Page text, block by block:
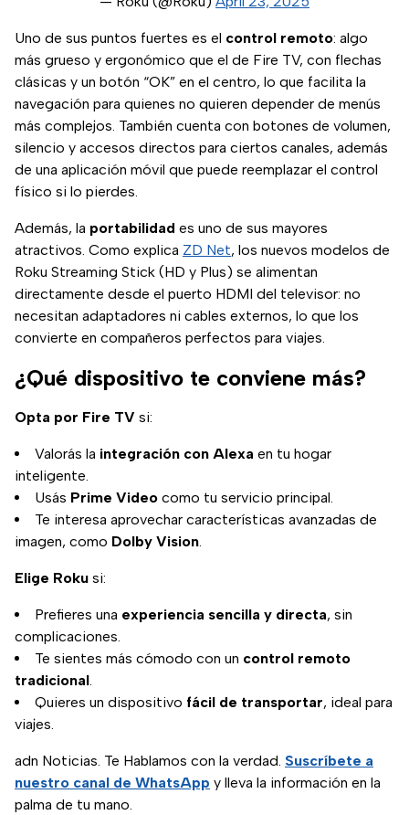
Uno de sus puntos fuertes es el control remoto: algo
más grueso y ergonómico que el de Fire TV, con flechas
clásicas y un botón “OK” en el centro, lo que facilita la
navegación para quienes no quieren depender de menús
más complejos. También cuenta con botones de volumen,
silencio y accesos directos para ciertos canales, además
de una aplicación móvil que puede reemplazar el control
físico si lo pierdes.
Además, la portabilidad es uno de sus mayores
atractivos. Como explica ZD Net, los nuevos modelos de
Roku Streaming Stick (HD y Plus) se alimentan
directamente desde el puerto HDMI del televisor: no
necesitan adaptadores ni cables externos, lo que los
convierte en compañeros perfectos para viajes.
¿Qué dispositivo te conviene más?
Opta por Fire TV si:
Valorás la integración con Alexa en tu hogar
inteligente.
Usás Prime Video como tu servicio principal.
Te interesa aprovechar características avanzadas de
imagen, como Dolby Vision.
Elige Roku si:
Prefieres una experiencia sencilla y directa, sin
complicaciones.
Te sientes más cómodo con un control remoto
tradicional.
Quieres un dispositivo fácil de transportar, ideal para
viajes.
adn Noticias. Te Hablamos con la verdad. Suscríbete a
nuestro canal de WhatsApp y lleva la información en la
palma de tu mano.